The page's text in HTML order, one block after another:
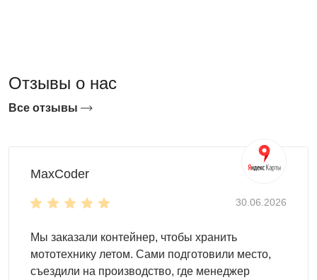
любом участке:
на производстве
на АЗС и т.д.
Если требуется небольшое помещение для хранения
внимание на небольшие контейнеры, длина которых не
более 3 м. Такая конструкция подойдет для любого
участка. Выбирайте модель с плоской, односкатной или
Отзывы о нас
Все отзывы
MaxCoder
30.06.2026
Мы заказали контейнер, чтобы хранить
мототехнику летом. Сами подготовили место,
съездили на производство, где менеджер